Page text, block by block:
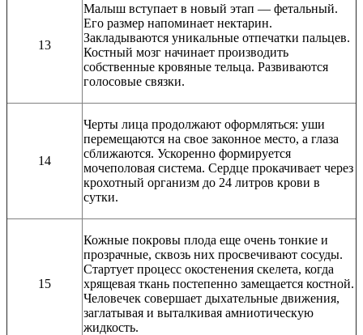
13
Малыш вступает в новый этап — фетальный.
Его размер напоминает нектарин.
Закладываются уникальные отпечатки пальцев.
Костный мозг начинает производить
собственные кровяные тельца. Развиваются
голосовые связки.
14
Черты лица продолжают оформляться: уши
перемещаются на свое законное место, а глаза
сближаются. Ускоренно формируется
мочеполовая система. Сердце прокачивает через
крохотный организм до 24 литров крови в
сутки.
15
Кожные покровы плода еще очень тонкие и
прозрачные, сквозь них просвечивают сосуды.
Стартует процесс окостенения скелета, когда
хрящевая ткань постепенно замещается костной.
Человечек совершает дыхательные движения,
заглатывая и выталкивая амниотическую
жидкость.